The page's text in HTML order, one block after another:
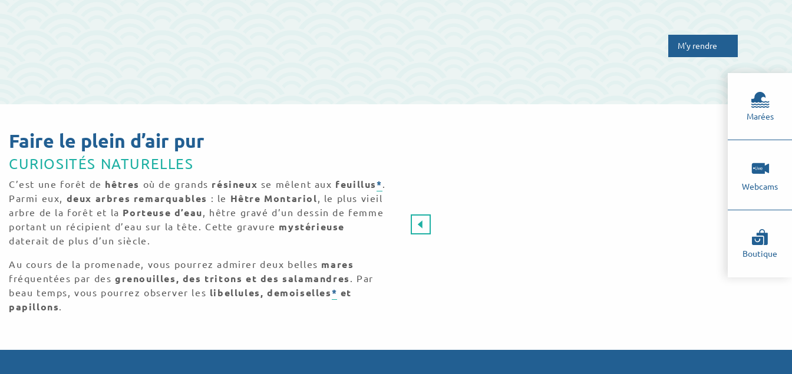
Marées
Webcams
Boutique
M'y rendre
Faire le plein d’air pur
CURIOSITÉS NATURELLES
C’est une forêt de hêtres où de grands résineux se mêlent aux feuillus*.
Parmi eux, deux arbres remarquables : le Hêtre Montariol, le plus vieil
arbre de la forêt et la Porteuse d’eau, hêtre gravé d’un dessin de femme
portant un récipient d’eau sur la tête. Cette gravure mystérieuse
daterait de plus d’un siècle.
Au cours de la promenade, vous pourrez admirer deux belles mares
fréquentées par desgrenouilles, des tritons et des salamandres . Par
beau temps, vous pourrez observer les libellules, demoiselles* et
papillons.